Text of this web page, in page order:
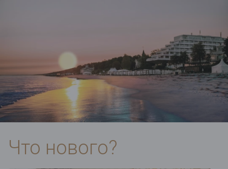
Что нового?